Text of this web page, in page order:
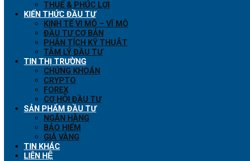
THUẾ & PHÚC LỢI
KIẾN THỨC ĐẦU TƯ
KINH TẾ VI MÔ – VĨ MÔ
ĐẦU TƯ CƠ BẢN
PHÂN TÍCH KỸ THUẬT
TÂM LÝ ĐẦU TƯ
TIN THỊ TRƯỜNG
CHỨNG KHOÁN
CRYPTO
FOREX
CƠ HỘI ĐẦU TƯ
SẢN PHẨM ĐẦU TƯ
NGÂN HÀNG
BẢO HIỂM
GIÁ VÀNG
TIN KHÁC
LIÊN HỆ